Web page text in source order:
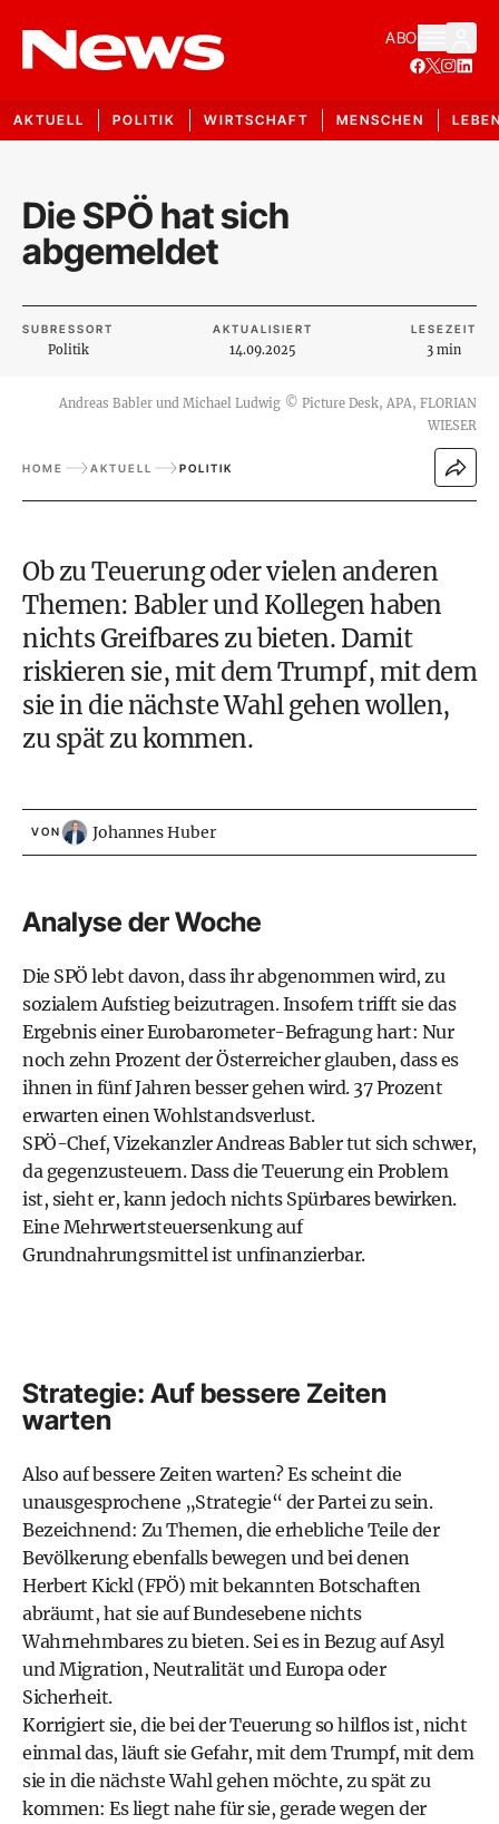
ABO
AKTUELL POLITIK WIRTSCHAFT MENSCHEN
Die SPÖ hat sich
abgemeldet
SUBRESSORT
Politik
AKTUALISIERT
14.09.2025
LESEZEIT
3 min
Andreas Babler und Michael Ludwig © Picture Desk, APA, FLORIAN
WIESER
HOME AKTUELL POLITIK
Ob zu Teuerung oder vielen anderen
Themen: Babler und Kollegen haben
nichts Greifbares zu bieten. Damit
riskieren sie, mit dem Trumpf, mit dem
sie in die nächste Wahl gehen wollen,
zu spät zu kommen.
VON Johannes Huber
Analyse der Woche
Die SPÖ lebt davon, dass ihr abgenommen wird, zu
sozialem Aufstieg beizutragen. Insofern trifft sie das
Ergebnis einer Eurobarometer-Befragung hart: Nur
noch zehn Prozent der Österreicher glauben, dass es
ihnen in fünf Jahren besser gehen wird. 37 Prozent
erwarten einen Wohlstandsverlust.
SPÖ-Chef, Vizekanzler Andreas Babler tut sich schwer,
da gegenzusteuern. Dass die Teuerung ein Problem
ist, sieht er, kann jedoch nichts Spürbares bewirken.
Eine Mehrwertsteuersenkung auf
Grundnahrungsmittel ist unfinanzierbar.
Strategie: Auf bessere Zeiten
warten
Also auf bessere Zeiten warten? Es scheint die
unausgesprochene „Strategie“ der Partei zu sein.
Bezeichnend: Zu Themen, die erhebliche Teile der
Bevölkerung ebenfalls bewegen und bei denen
Herbert Kickl (FPÖ) mit bekannten Botschaften
abräumt, hat sie auf Bundesebene nichts
Wahrnehmbares zu bieten. Sei es in Bezug auf Asyl
und Migration, Neutralität und Europa oder
Sicherheit.
Korrigiert sie, die bei der Teuerung so hilflos ist, nicht
einmal das, läuft sie Gefahr, mit dem Trumpf, mit dem
sie in die nächste Wahl gehen möchte, zu spät zu
kommen: Es liegt nahe für sie, gerade wegen der